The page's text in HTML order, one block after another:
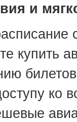
и
купить
ко